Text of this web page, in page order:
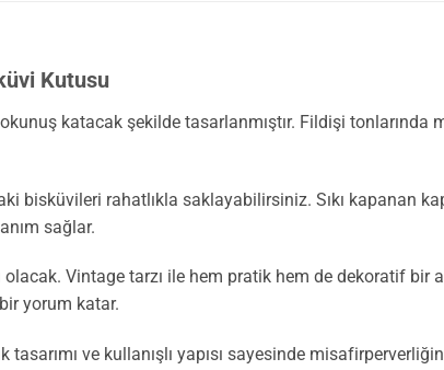
Kutusu
katacak şekilde tasarlanmıştır. Fildişi tonlarında
bisküvileri rahatlıkla saklayabilirsiniz. Sıkı kapanan
sağlar.
olacak. Vintage tarzı ile hem pratik hem de dekoratif
yorum katar.
ve kullanışlı yapısı sayesinde